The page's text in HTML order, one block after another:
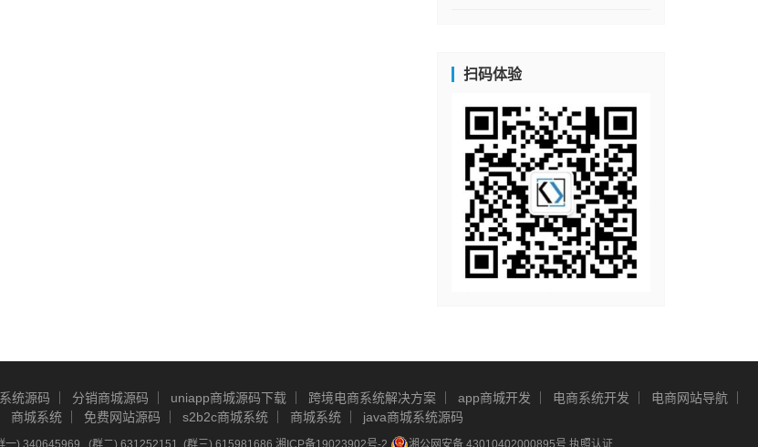
扫码体验
统源码 分销商城源码 uniapp商城源码下载 跨境电商系统解决方案 app商城开发 电商系统开发
电商网站导航
商城系统 免费网站源码 s2b2c商城系统 商城系统 java商城系统源码
) 340645969 , (群二) 631252151, (群三) 615981686 湘ICP备19023902号-2 湘公网安备 43010402000895号 执照认证